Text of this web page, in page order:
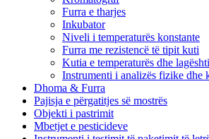
Furra e tharjes
Inkubator
Niveli i temperaturës konstante
Furra me rezistencë të tipit kuti
Kutia e temperaturës dhe
Instrumenti i analizës fizike dhe
Dhoma & Furra
Pajisja e përgatitjes së mostrës
Objekti i pastrimit
Mbetjet e pesticideve